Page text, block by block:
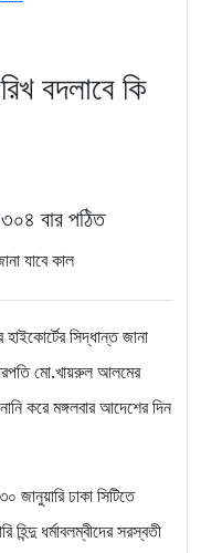
বদলাবে কি
৩০৪ বার পঠিত
সিদ্ধান্ত জানা
মো.খায়রুল আলমের
করে মঙ্গলবার আদেশের দিন
জানুয়ারি ঢাকা সিটিতে
ধর্মাবলম্বীদের সরস্বতী